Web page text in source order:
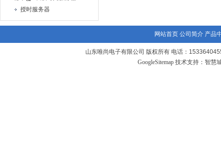
授时服务器
网站首页 公司简介 产品
山东唯尚电子有限公司 版权所有 电话：
GoogleSitemap技术支持： 智慧